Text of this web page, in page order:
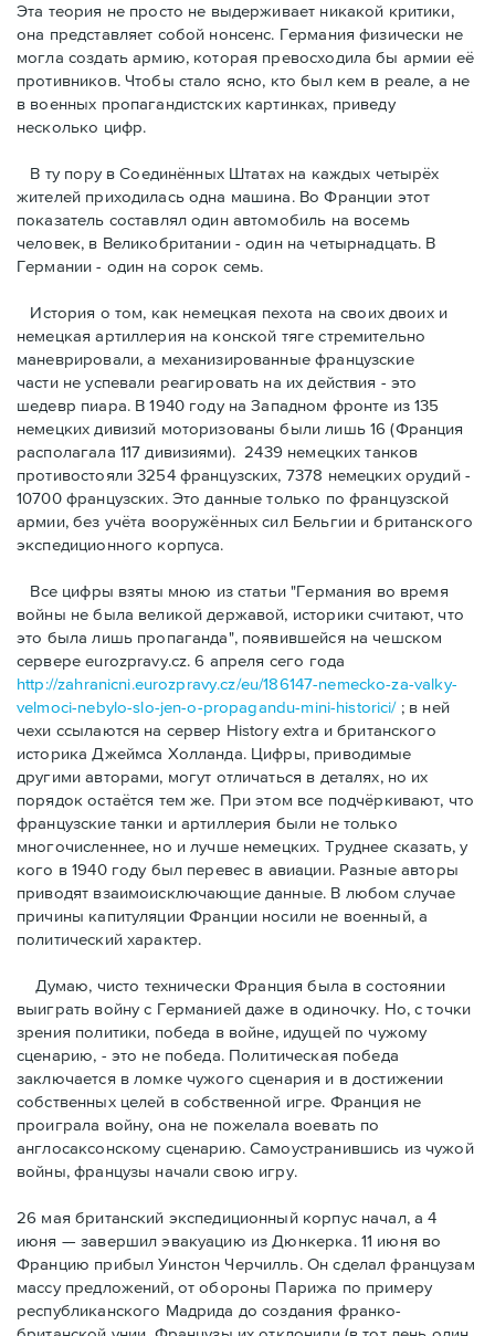
Эта теория не просто не выдерживает никакой критики,
она представляет собой нонсенс. Германия физически не
могла создать армию, которая превосходила бы армии её
противников. Чтобы стало ясно, кто был кем в реале, а не
в военных пропагандистских картинках, приведу
несколько цифр.
В ту пору в Соединённых Штатах на каждых четырёх
жителей приходилась одна машина. Во Франции этот
показатель составлял один автомобиль на восемь
человек, в Великобритании - один на четырнадцать. В
Германии - один на сорок семь.
История о том, как немецкая пехота на своих двоих и
немeцкая артиллерия на конской тяге стремительно
маневрировали, а механизированные французские
части не успевали реагировать на их действия - это
шедевр пиара. В 1940 году на Западном фронте из 135
немецких дивизий моторизованы были лишь 16 (Франция
располагала 117 дивизиями). 2439 немецких танков
противостояли 3254 французских, 7378 немецких орудий -
10700 французских. Это данные только по французской
армии, без учёта вооружённых сил Бельгии и британского
экспедиционного корпуса.
Bсе цифры взяты мною из статьи "Германия во время
войны не была великой державой, историки считают, что
это была лишь пропаганда", появившейся на чешском
сервере eurozpravy.cz. 6 апреля сего года
http://zahranicni.eurozpravy.cz/eu/186147-nemecko-za-valky-
velmoci-nebylo-slo-jen-o-propagandu-mini-historici/; в ней
чехи ссылаются на сервер History extra и британского
историка Джеймса Холланда. Цифры, привoдимые
другими авторами, могут отличаться в деталях, но их
порядок остаётся тем же. При этом все подчёркивают, что
французские танки и артиллерия были не только
многочисленнее, но и лучше немецких. Труднее сказать, у
кого в 1940 году был перевес в авиации. Разные авторы
приводят взаимоисключающие данные. В любом случае
причины капитуляции Франции носили не военный, а
политический характер.
Думаю, чисто технически Франция была в состоянии
выиграть войну с Германией даже в одиночку. Но, с точки
зрения политики, победа в войне, идущей по чужому
сценарию, - это не победа. Политическая победа
заключается в ломке чужого сценария и в достижении
собственных целей в собственной игре. Франция не
проиграла войну, она не пожелала воевать по
англосаксонскому сценарию. Самоустранившись из чужой
войны, французы начали свою игру.
26 мая британский экспедиционный корпус начал, а 4
июня — завершил эвакуацию из Дюнкерка. 11 июня во
Францию прибыл Уинстон Черчилль. Он сделал французам
массу предложений, от обороны Парижа по примеру
республиканского Мадрида до создания франко-